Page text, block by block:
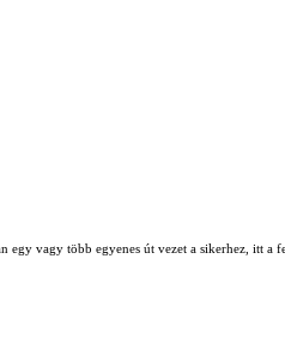
vagy több egyenes út vezet a sikerhez, itt